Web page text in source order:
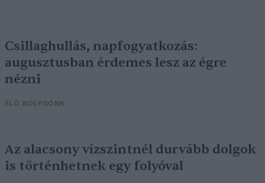
Csillaghullás, napfogyatkozás:
augusztusban érdemes lesz az égre
nézni
ÉLŐ BOLYGÓNK
Az alacsony vízszintnél durvább dolgok
is történhetnek egy folyóval